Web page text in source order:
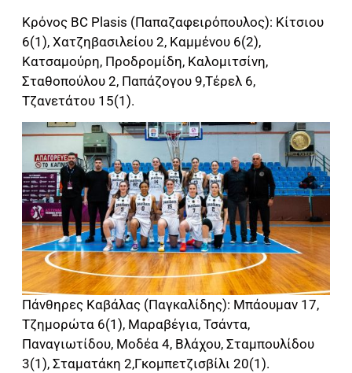
Κρόνος BC Plasis (Παπαζαφειρόπουλος): Κίτσιου
6(1), Χατζηβασιλείου 2, Καμμένου 6(2),
Κατσαμούρη, Προδρομίδη, Καλομιτσίνη,
Σταθοπούλου 2, Παπάζογου 9,Τέρελ 6,
Τζανετάτου 15(1).
Πάνθηρες Καβάλας (Παγκαλίδης): Μπάουμαν 17,
Τζημορώτα 6(1), Μαραβέγια, Τσάντα,
Παναγιωτίδου, Μοδέα 4, Βλάχου, Σταμπουλίδου
3(1), Σταματάκη 2,Γκομπετζισβίλι 20(1).